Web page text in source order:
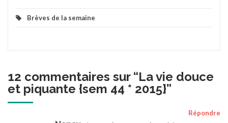
Brèves de la semaine
12 commentaires sur “La vie douce
et piquante {sem 44 * 2015}”
Répondre